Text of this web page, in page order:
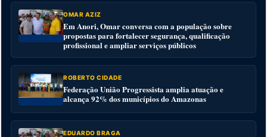
OMAR AZIZ
Em Anori, Omar conversa com a população sobre
propostas para fortalecer segurança, qualificação
profissional e ampliar serviços públicos
ROBERTO CIDADE
Federação União Progressista amplia atuação e
alcança 92% dos municípios do Amazonas
EDUARDO BRAGA